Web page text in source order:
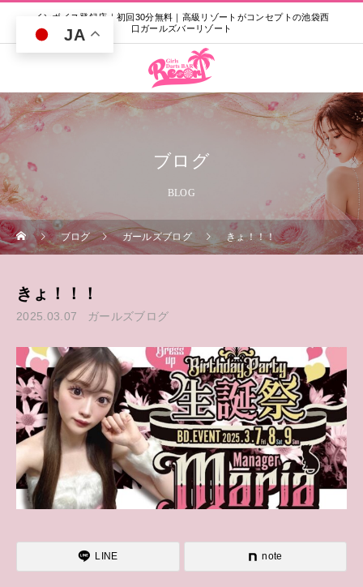
インボイス登録店｜初回30分無料｜高級リゾートがコンセプトの池袋西
口ガールズバーリゾート
ブログ
BLOG
ブログ ガールズブログ きょ！！！
きょ！！！
2025.03.07 ガールズブログ
LINE note
JA